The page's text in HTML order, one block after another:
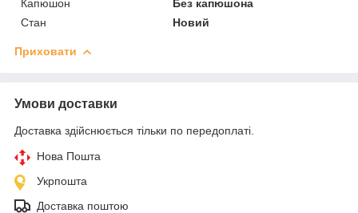
Капюшон
Без капюшона
Стан
Новий
Приховати
Умови доставки
Доставка здійснюється тільки по передоплаті.
Нова Пошта
Укрпошта
Доставка поштою